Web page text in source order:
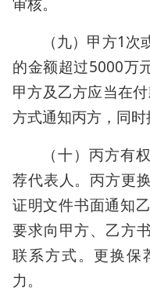
（九）甲方1
的金额超过5000万
甲方及乙方应当在
方式通知丙方，同时
（十）丙方有
荐代表人。丙方更
证明文件书面通知
要求向甲方、乙方
联系方式。更换保
力。